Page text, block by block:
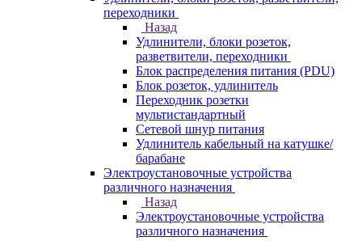
переходники
Назад
Удлинители, блоки розеток,
разветвители, переходники
Блок распределения питания (PDU)
Блок розеток, удлинитель
Переходник розетки
мультистандартный
Сетевой шнур питания
Удлинитель кабельный на катушке/
барабане
Электроустановочные устройства
различного назначения
Назад
Электроустановочные устройства
различного назначения